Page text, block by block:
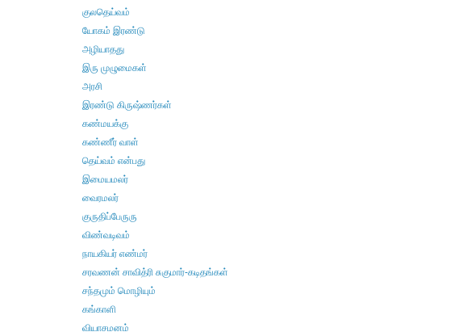
குலதெய்வம்
யோகம் இரண்டு
அழியாதது
இரு முழுமைகள்
அரசி
இரண்டு கிருஷ்ணர்கள்
கண்மயக்கு
கண்ணீர் வாள்
தெய்வம் என்பது
இமையமலர்
வைரமலர்
குருதிப்பேருரு
விண்வடிவம்
நாயகியர் எண்மர்
சரவணன் சாவித்ரி சுகுமார்-கடிதங்கள்
சந்தமும் மொழியும்
கங்காளி
வியாசமனம்